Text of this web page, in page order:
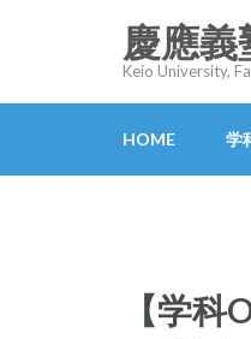
ン
へ
慶應義
Keio University,
HOME 学
【学